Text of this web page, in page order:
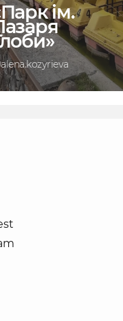
ім.
alena.kozyrieva